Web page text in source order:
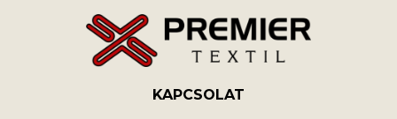
KAPCSOLAT